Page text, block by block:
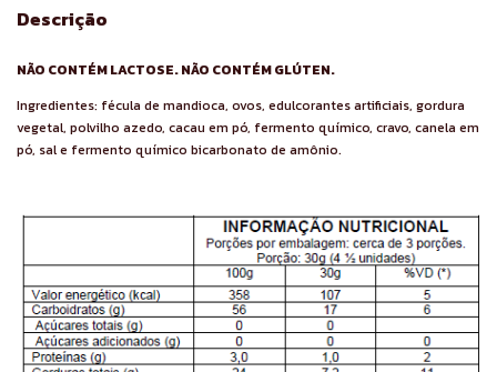
Descrição
NÃO CONTÉM LACTOSE. NÃO CONTÉM GLÚTEN.
Ingredientes: fécula de mandioca, ovos, edulcorantes artificiais, gordura
vegetal, polvilho azedo, cacau em pó, fermento químico, cravo, canela em
pó, sal e fermento químico bicarbonato de amônio.